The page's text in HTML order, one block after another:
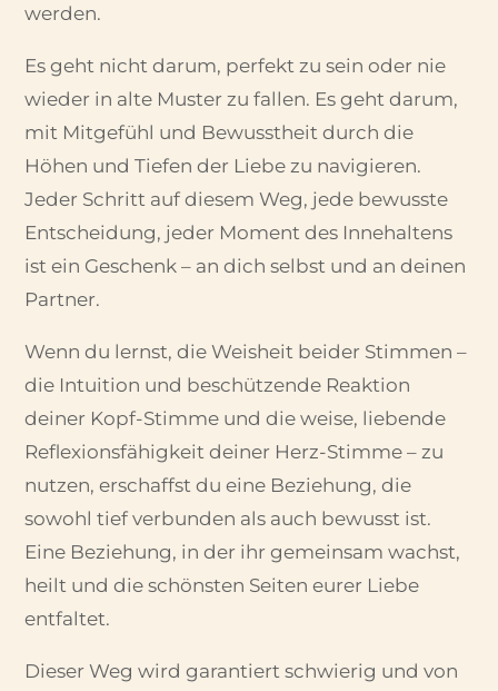
werden.
Es geht nicht darum, perfekt zu sein oder nie
wieder in alte Muster zu fallen. Es geht darum,
mit Mitgefühl und Bewusstheit durch die
Höhen und Tiefen der Liebe zu navigieren.
Jeder Schritt auf diesem Weg, jede bewusste
Entscheidung, jeder Moment des Innehaltens
ist ein Geschenk – an dich selbst und an deinen
Partner.
Wenn du lernst, die Weisheit beider Stimmen –
die Intuition und beschützende Reaktion
deiner Kopf-Stimme und die weise, liebende
Reflexionsfähigkeit deiner Herz-Stimme – zu
nutzen, erschaffst du eine Beziehung, die
sowohl tief verbunden als auch bewusst ist.
Eine Beziehung, in der ihr gemeinsam wachst,
heilt und die schönsten Seiten eurer Liebe
entfaltet.
Dieser Weg wird garantiert schwierig und von